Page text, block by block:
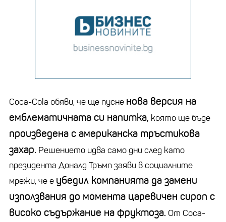
Coca-Cola обяви, че ще пусне нова версия на
емблематичната си напитка, която ще бъде
произведена с американска тръстикова
захар. Решението идва само дни след като
президента Доналд Тръмп заяви в социалните
мрежи, че е убедил компанията да замени
използвания до момента царевичен сироп с
високо съдържание на фруктоза. От Coca-